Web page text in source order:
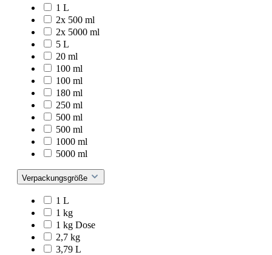
1 L
2x 500 ml
2x 5000 ml
5 L
20 ml
100 ml
100 ml
180 ml
250 ml
500 ml
500 ml
1000 ml
5000 ml
Verpackungsgröße
1 L
1 kg
1 kg Dose
2,7 kg
3,79 L